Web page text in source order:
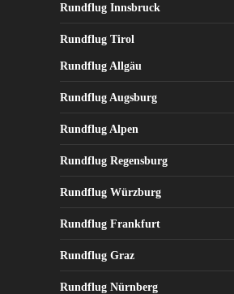
Rundflug Innsbruck
Rundflug Tirol
Rundflug Allgäu
Rundflug Augsburg
Rundflug Alpen
Rundflug Regensburg
Rundflug Würzburg
Rundflug Frankfurt
Rundflug Graz
Rundflug Nürnberg